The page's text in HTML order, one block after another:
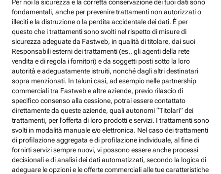
Per noi la sicurezza e la corretta conservazione dei tuoi dati sono
fondamentali, anche per prevenire trattamenti non autorizzati o
illeciti e la distruzione o la perdita accidentale dei dati. È per
questo che i trattamenti sono svolti nel rispetto di misure di
sicurezza adeguate da Fastweb, in qualità di titolare, dai suoi
Responsabili esterni dei trattamenti (es., gli agenti della rete
vendita e di regola i fornitori) e da soggetti posti sotto la loro
autorità e adeguatamente istruiti, nonché dagli altri destinatari
sopra menzionati. In taluni casi, ad esempio nelle partnership
commerciali tra Fastweb e altre aziende, previo rilascio di
specifico consenso alla cessione, potrai essere contattato
direttamente da queste aziende, quali autonomi “Titolari” dei
trattamenti, per l’offerta di loro prodotti e servizi. I trattamenti sono
svolti in modalità manuale e/o elettronica. Nel caso dei trattamenti
di profilazione aggregata e di profilazione individuale, al fine di
fornirti servizi sempre nuovi, vi possono essere anche processi
decisionali e di analisi dei dati automatizzati, secondo la logica di
adeguare le opzioni e le offerte commerciali alle tue caratteristiche